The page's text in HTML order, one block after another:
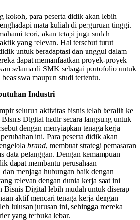
kokoh, para peserta didik akan lebih
mata kuliah di perguruan tinggi.
teori, akan tetapi juga sudah
yang relevan. Hal tersebut turut
untuk beradaptasi dan unggul dalam
dapat memanfaatkan proyek-proyek
selama di SMK sebagai portofolio untuk
maupun studi tertentu.
Industri
seluruh aktivitas bisnis telah beralih ke
Digital hadir secara langsung untuk
dengan menyiapkan tenaga kerja
ini. Para peserta didik akan
brand, membuat strategi pemasaran
data pelanggan. Dengan kemampuan
dapat membantu perusahaan
menjaga hubungan baik dengan
relevan dengan dunia kerja saat ini
Bisnis Digital lebih mudah untuk diserap
aktif mencari tenaga kerja dengan
lulusan jurusan ini, sehingga mereka
yang terbuka lebar.